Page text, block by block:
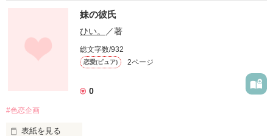
妹の彼氏
ひい。 ／著
総文字数/932
恋愛(ピュア) 2ページ
0
#色恋企画
表紙を見る